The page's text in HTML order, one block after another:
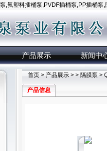
,氟塑料插桶泵,PVDF插桶泵,PP插桶泵
产品展示 新闻中
首页 > 产品展示 > > 隔膜泵 >
产品信息